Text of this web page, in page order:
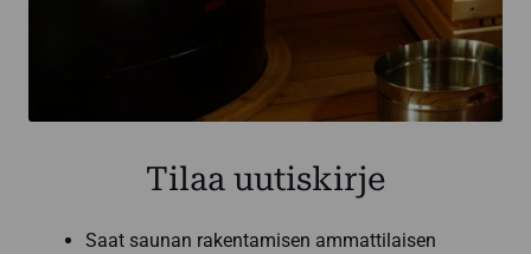
Tilaa uutiskirje
Saat saunan rakentamisen ammattilaisen